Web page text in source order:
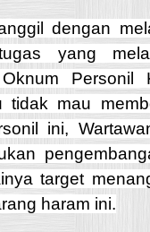
dengan
yang
Personil
tidak mau
ini,
target
haram ini.